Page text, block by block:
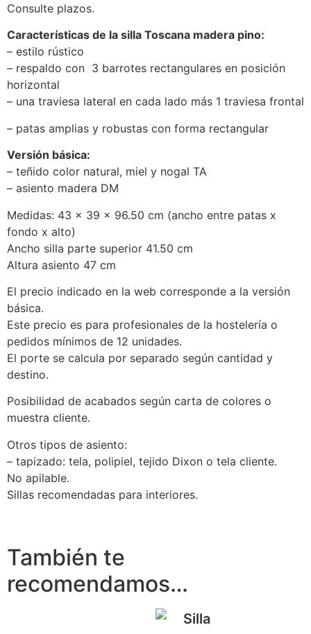
Consulte plazos.
Características de la silla Toscana madera pino:
– estilo rústico
– respaldo con 3 barrotes rectangulares en posición
horizontal
– una traviesa lateral en cada lado más 1 traviesa frontal
– patas amplias y robustas con forma rectangular
Versión básica:
– teñido color natural, miel y nogal TA
– asiento madera DM
Medidas: 43 x 39 x 96.50 cm (ancho entre patas x
fondo x alto)
Ancho silla parte superior 41.50 cm
Altura asiento 47 cm
El precio indicado en la web corresponde a la versión
básica.
Este precio es para profesionales de la hostelería o
pedidos mínimos de 12 unidades.
El porte se calcula por separado según cantidad y
destino.
Posibilidad de acabados según carta de colores o
muestra cliente.
Otros tipos de asiento:
– tapizado: tela, polipiel, tejido Dixon o tela cliente.
No apilable.
Sillas recomendadas para interiores.
También te
recomendamos…